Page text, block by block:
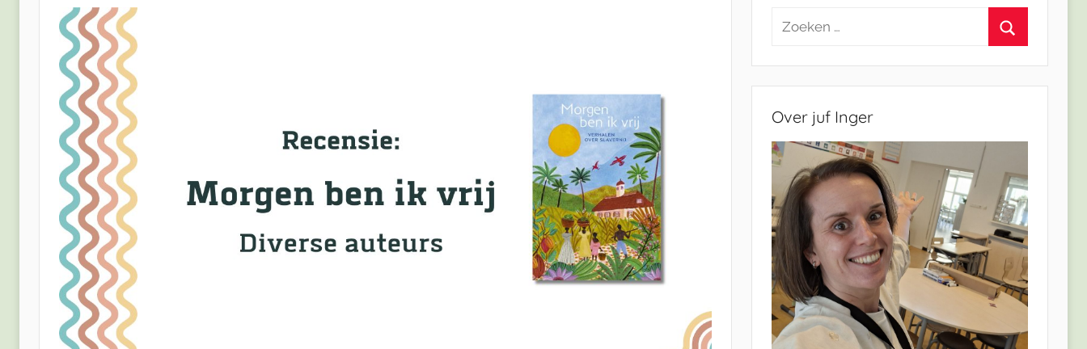
Zoeken
Over juf Inger